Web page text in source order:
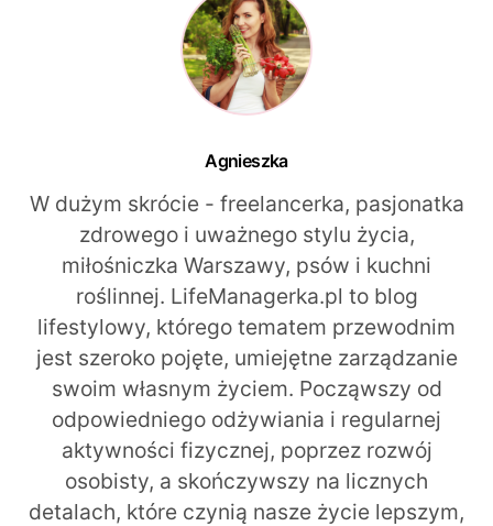
Agnieszka
W dużym skrócie - freelancerka, pasjonatka
zdrowego i uważnego stylu życia,
miłośniczka Warszawy, psów i kuchni
roślinnej. LifeManagerka.pl to blog
lifestylowy, którego tematem przewodnim
jest szeroko pojęte, umiejętne zarządzanie
swoim własnym życiem. Począwszy od
odpowiedniego odżywiania i regularnej
aktywności fizycznej, poprzez rozwój
osobisty, a skończywszy na licznych
detalach, które czynią nasze życie lepszym,